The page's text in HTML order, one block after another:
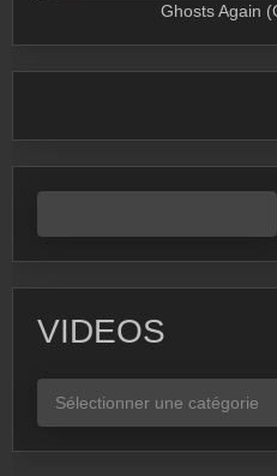
Ghosts Again
VIDEOS
VIDEOS